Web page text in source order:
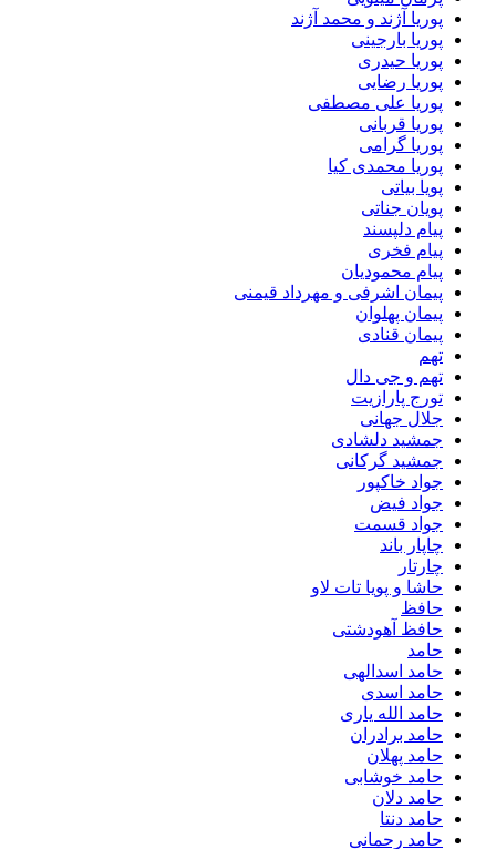
پوریا آژند و محمد آژند
پوریا بارجینی
پوریا حیدری
پوریا رضایی
پوریا علی مصطفی
پوریا قربانی
پوریا گرامی
پوریا محمدی کیا
پویا بیاتی
پویان جناتی
پیام دلپسند
پیام فخری
پیام محمودیان
پیمان اشرفی و مهرداد قیمنی
پیمان پهلوان
پیمان قنادی
تهم
تهم و جی دال
تورج پارازیت
جلال جهانی
جمشید دلشادی
جمشید گرکانی
جواد خاکپور
جواد فیض
جواد قسمت
چاپار باند
چارتار
حاشا و پویا تات لاو
حافظ
حافظ آهودشتی
حامد
حامد اسدالهی
حامد اسدی
حامد الله یاری
حامد برادران
حامد پهلان
حامد خوشابی
حامد دلان
حامد دنتا
حامد رحمانی